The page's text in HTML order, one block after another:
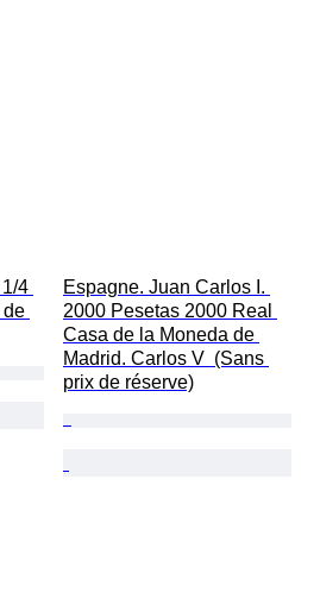
4
de
Espagne. Juan Carlos I.
2000 Pesetas 2000 Real
Casa de la Moneda de
Madrid. Carlos V  (Sans
prix de réserve)